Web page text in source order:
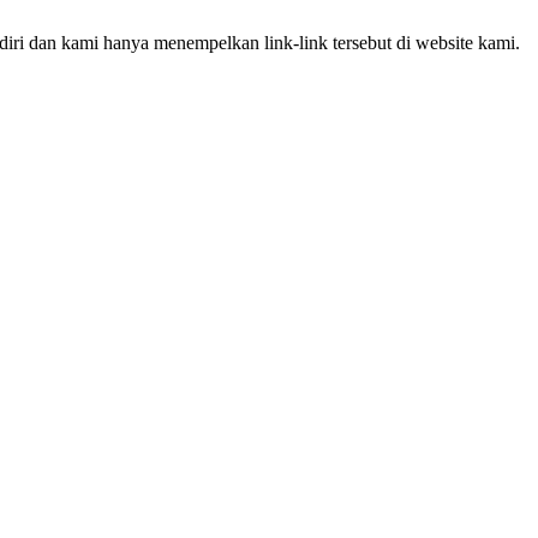
dan kami hanya menempelkan link-link tersebut di website kami.